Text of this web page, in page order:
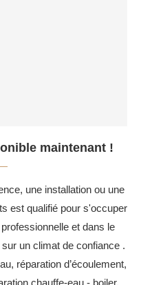
maintenant !
une installation ou une
est qualifié pour s'occuper
et dans le
un climat de confiance .
réparation d’écoulement,